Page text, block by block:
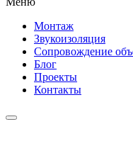
Монтаж
Звукоизоляция
Сопровождение
Блог
Проекты
Контакты